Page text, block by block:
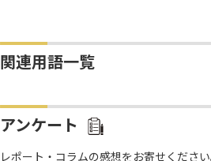
関連用語一覧
アンケート
レポート・コラムの感想をお寄せくださ